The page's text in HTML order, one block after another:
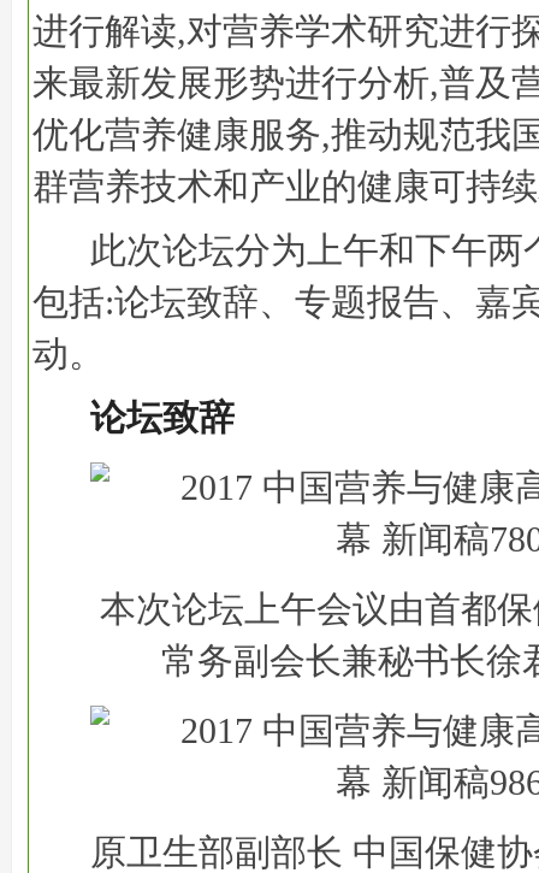
进行解读,对营养学术研究进行
来最新发展形势进行分析,普及
优化营养健康服务,推动规范我
群营养技术和产业的健康可持
此次论坛分为上午和下午两
包括:论坛致辞、专题报告、嘉
动。
论坛致辞
本次论坛上午会议由首都
常务副会长兼秘书长徐
原卫生部副部长 中国保健